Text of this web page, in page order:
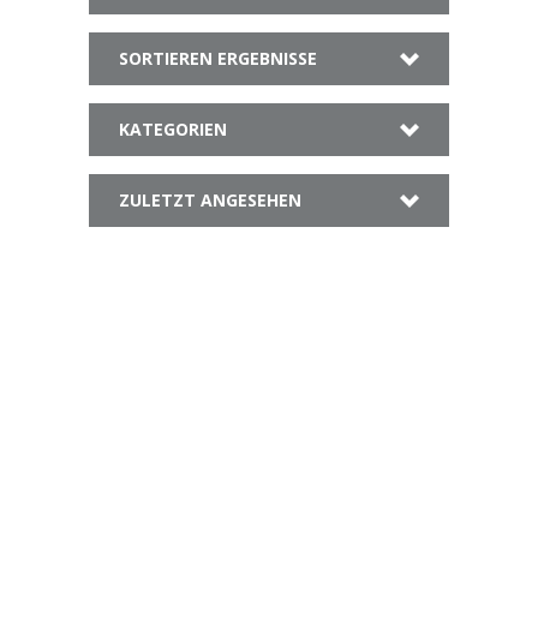
SORTIEREN ERGEBNISSE
KATEGORIEN
ZULETZT ANGESEHEN